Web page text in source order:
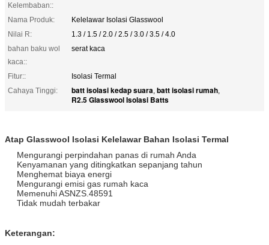
Kelembaban::
Nama Produk:
Kelelawar Isolasi Glasswool
Nilai R:
1.3 / 1.5 / 2.0 / 2.5 / 3.0 / 3.5 / 4.0
bahan baku wol
kaca::
serat kaca
Fitur::
Isolasi Termal
Cahaya Tinggi:
batt isolasi kedap suara, batt isolasi rumah,
R2.5 Glasswool Isolasi Batts
Atap Glasswool Isolasi Kelelawar Bahan Isolasi Termal
Mengurangi perpindahan panas di rumah Anda
Kenyamanan yang ditingkatkan sepanjang tahun
Menghemat biaya energi
Mengurangi emisi gas rumah kaca
Memenuhi ASNZS.48591
Tidak mudah terbakar
Keterangan: